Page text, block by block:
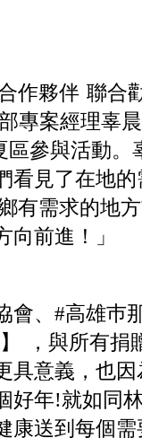
作夥伴 聯合
專案經理辜
參與活動。
看見了在地
有需求的地
前進！」
會、#高雄巿
，與所有捐
具意義，也
好年!就如同
康送到每個